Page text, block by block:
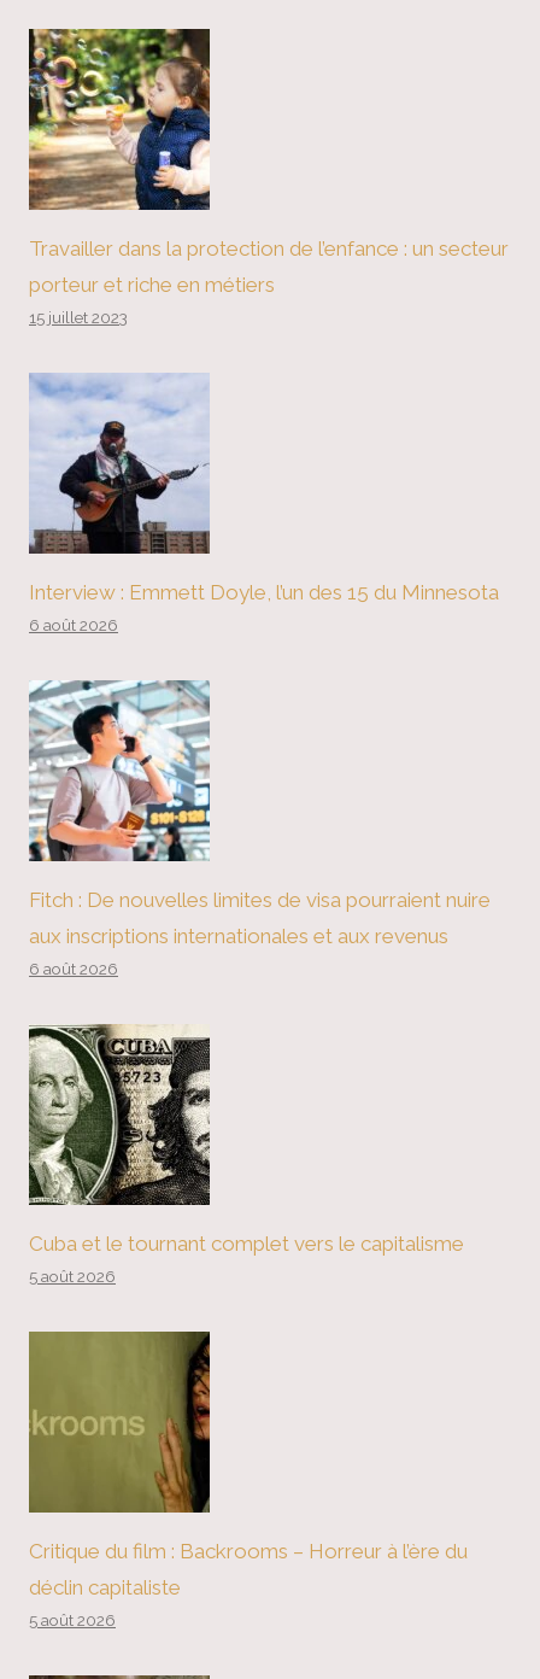
Travailler dans la protection de l’enfance : un secteur
porteur et riche en métiers
15 juillet 2023
Interview : Emmett Doyle, l’un des 15 du Minnesota
6 août 2026
Fitch : De nouvelles limites de visa pourraient nuire
aux inscriptions internationales et aux revenus
6 août 2026
Cuba et le tournant complet vers le capitalisme
5 août 2026
Critique du film : Backrooms – Horreur à l’ère du
déclin capitaliste
5 août 2026